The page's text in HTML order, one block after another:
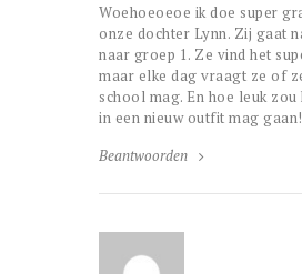
Woehoeoeoe ik doe super
onze dochter Lynn. Zij gaat
naar groep 1. Ze vind het
maar elke dag vraagt ze of
school mag. En hoe leuk
in een nieuw outfit mag gaan!
Beantwoorden